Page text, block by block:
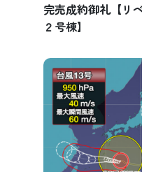
完売成約御礼【リ
２号棟】